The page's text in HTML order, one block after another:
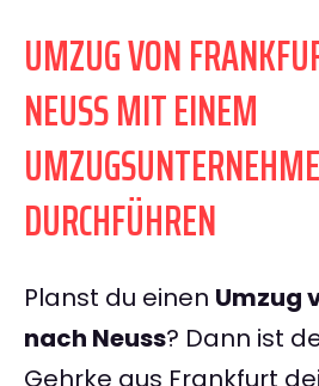
UMZUG VON
NEUSS MIT EINEM
DURCHFÜHREN
Planst du einen Umzug
nach Neuss? Dann ist